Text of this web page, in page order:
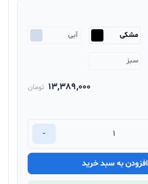
مشکی آبی
سبز
13,389,000 تومان
-
افزودن به سبد خرید